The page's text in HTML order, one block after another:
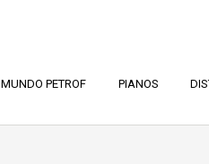
MUNDO PETROF PIANOS